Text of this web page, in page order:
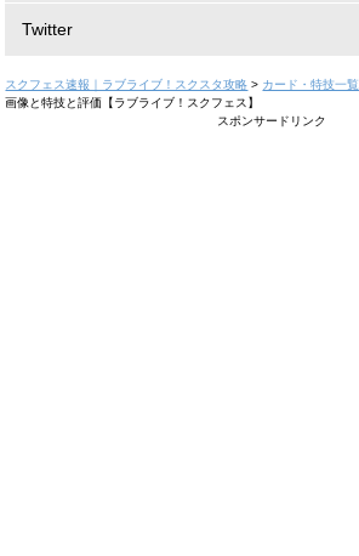
Twitter
スクフェス速報｜ラブライブ！スクスタ攻略 > カード・特技一覧
画像と特技と評価【ラブライブ！スクフェス】
スポンサードリンク